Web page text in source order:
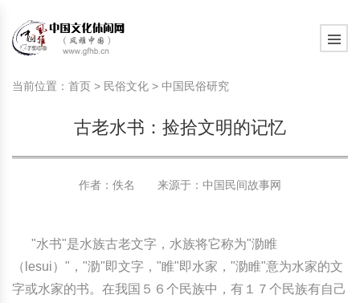
旅游民俗文化动态
中国民俗史话
中华姓氏文化
中国民俗禁忌
中国古代休闲文化
政策法律法规
旅游出行知识
中国传统节日
中国生肖文化
中国饮食文化
刺绣
绸伞
中国民间故事
中国周易文化
苗族巫蛊文化
中国性文化
现代家庭教育知识
生活百科
旅游民俗文化动态
中国民俗史话
中华姓氏文化
中国民俗禁忌
中国古代休闲文化
政策法律法规
旅游出行知识
中国传统节日
中国生肖文化
中国饮食文化
刺绣
绸伞
中国民间故事
中国周易文化
苗族巫蛊文化
中国性文化
现代家庭教育知识
生活百科
当前位置： 首页 > 民俗文化 > 中国民俗研究
古老水书：捡拾文明的记忆
作者：佚名 来源于： 中国民间故事网
"水书"是水族古老文字，水族将它称为"泐睢
（lesui）"，"泐"即文字，"睢"即水家，"泐睢"意为水家的文
字或水家的书。在我国５６个民族中，有１７个民族有自己